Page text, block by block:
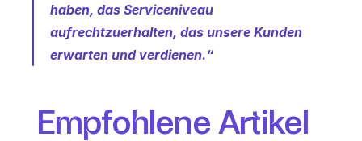
haben, das Serviceniveau
aufrechtzuerhalten, das unsere Kunden
erwarten und verdienen.“
Empfohlene Artikel